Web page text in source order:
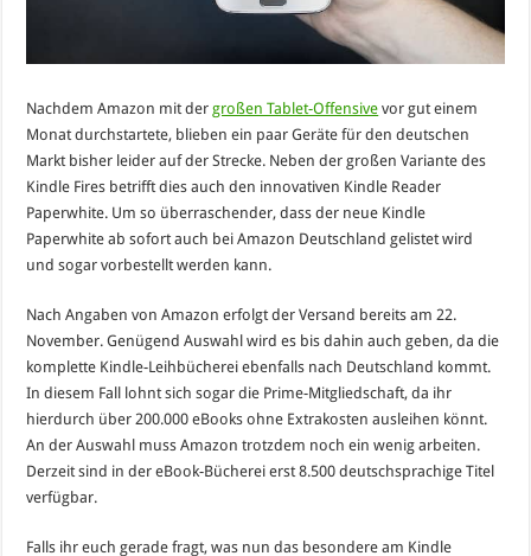
Nachdem Amazon mit dergroßen Tablet-Offensive vor gut einem
Monat durchstartete, blieben ein paar Geräte für den deutschen
Markt bisher leider auf der Strecke. Neben der großen Variante des
Kindle Fires betrifft dies auch den innovativen Kindle Reader
Paperwhite. Um so überraschender, dass der neue Kindle
Paperwhite ab sofort auch bei Amazon Deutschland gelistet wird
und sogar vorbestellt werden kann.
Nach Angaben von Amazon erfolgt der Versand bereits am 22.
November. Genügend Auswahl wird es bis dahin auch geben, da die
komplette Kindle-Leihbücherei ebenfalls nach Deutschland kommt.
In diesem Fall lohnt sich sogar die Prime-Mitgliedschaft, da ihr
hierdurch über 200.000 eBooks ohne Extrakosten ausleihen könnt.
An der Auswahl muss Amazon trotzdem noch ein wenig arbeiten.
Derzeit sind in der eBook-Bücherei erst 8.500 deutschsprachige Titel
verfügbar.
Falls ihr euch gerade fragt, was nun das besondere am Kindle